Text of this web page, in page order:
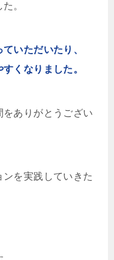
。
いただいたり、
くなりました。
ありがとうござい
を実践していきた